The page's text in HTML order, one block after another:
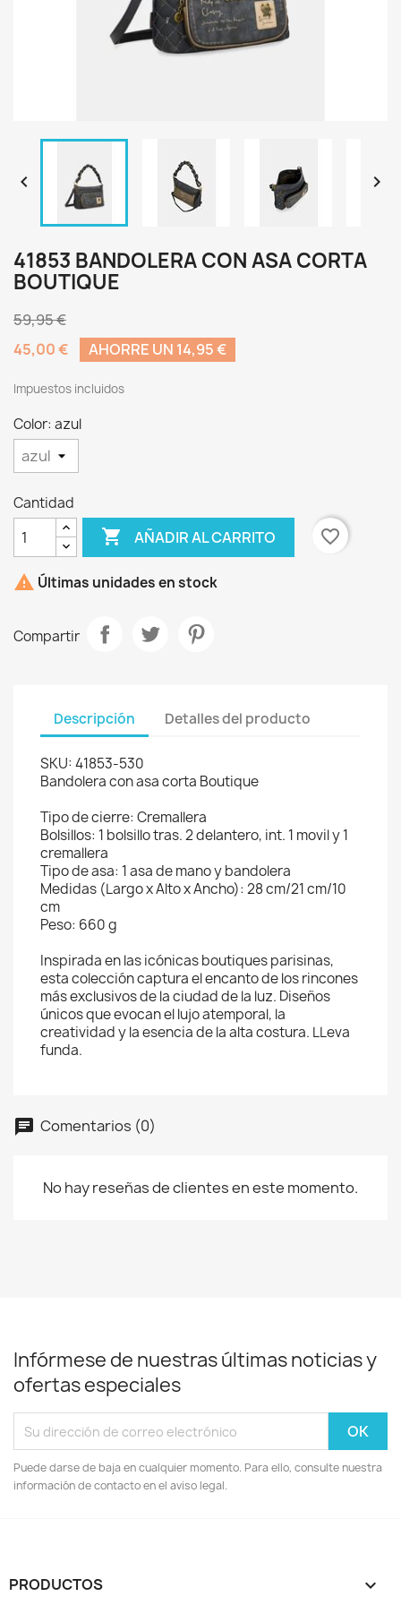
 
41853 BANDOLERA CON ASA CORTA
BOUTIQUE
59,95 €
45,00 €
AHORRE UN 14,95 €
Impuestos incluidos
Color: azul
Cantidad
 AÑADIR AL CARRITO favorite_border
 Últimas unidades en stock
Compartir
Descripción Detalles del producto
SKU: 41853-530
Bandolera con asa corta Boutique
Tipo de cierre: Cremallera
Bolsillos: 1 bolsillo tras. 2 delantero, int. 1 movil y 1
cremallera
Tipo de asa: 1 asa de mano y bandolera
Medidas (Largo x Alto x Ancho): 28 cm/21 cm/10
cm
Peso: 660 g
Inspirada en las icónicas boutiques parisinas,
esta colección captura el encanto de los rincones
más exclusivos de la ciudad de la luz. Diseños
únicos que evocan el lujo atemporal, la
creatividad y la esencia de la alta costura. LLeva
funda.
Comentarios (0)
No hay reseñas de clientes en este momento.
Infórmese de nuestras últimas noticias y
ofertas especiales
Puede darse de baja en cualquier momento. Para ello, consulte nuestra
información de contacto en el aviso legal.
PRODUCTOS 
Crear lista de deseos
Nombre de la lista de deseos
Cancelar Crear lista de deseos